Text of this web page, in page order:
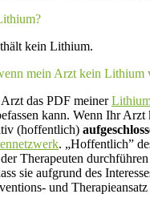
kein Lithium.
mein Arzt kein Lithium
das PDF meiner
kann. Wenn Ihr Arzt
(hoffentlich)
. „Hoffentlich”
Therapeuten
sie aufgrund des
und